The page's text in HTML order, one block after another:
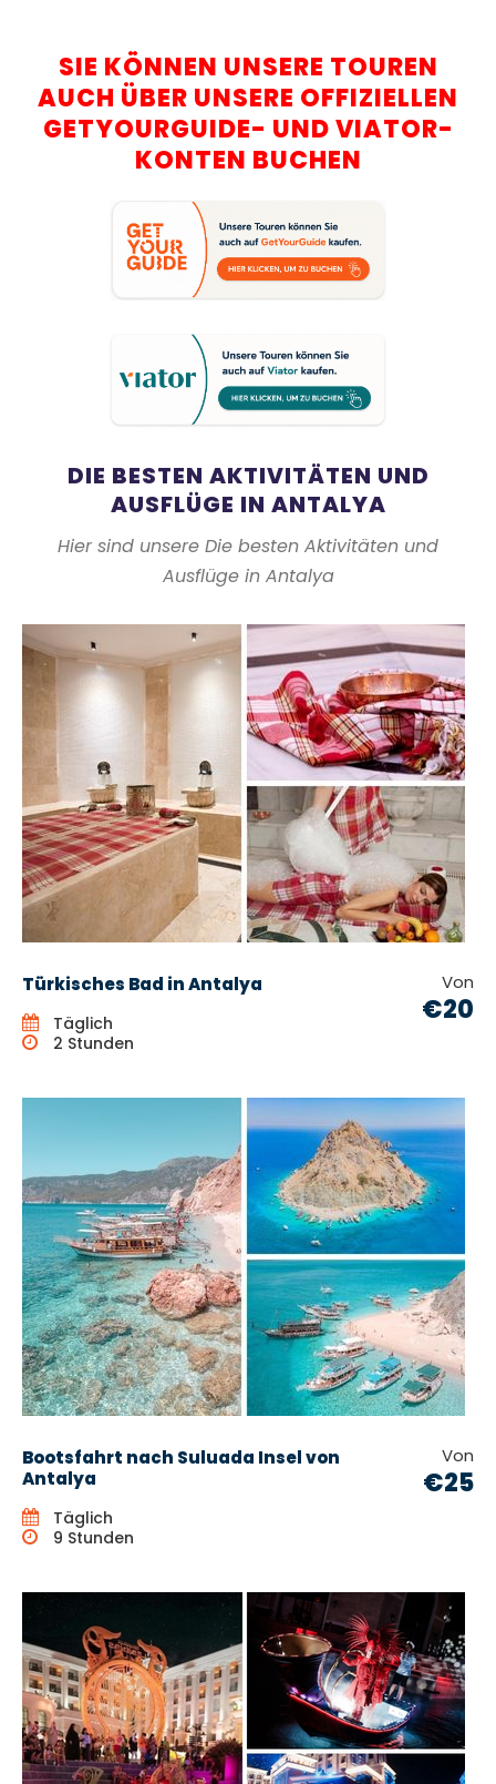
SIE KÖNNEN UNSERE TOUREN
AUCH ÜBER UNSERE OFFIZIELLEN
GETYOURGUIDE- UND VIATOR-
KONTEN BUCHEN
DIE BESTEN AKTIVITÄTEN UND
AUSFLÜGE IN ANTALYA
Hier sind unsere Die besten Aktivitäten und
Ausflüge in Antalya
Türkisches Bad in Antalya Von
€20
Täglich
2 Stunden
Bootsfahrt nach Suluada Insel von
Antalya
Von
€25
Täglich
9 Stunden